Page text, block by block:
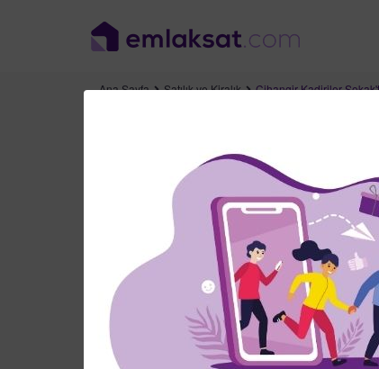
Ana Sayfa Satılık ve Kiralık Cihangir Kadiriler
Cihangir
İstanbul